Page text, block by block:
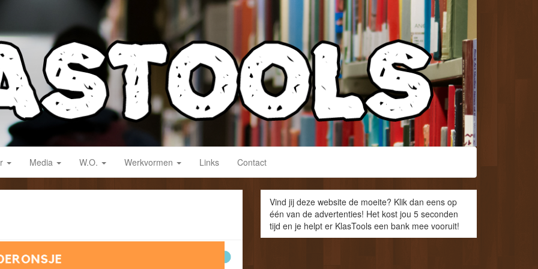
Media W.O. Werkvormen Links Contact
Vind jij deze website de moeite? Klik dan eens op
één van de advertenties! Het kost jou 5 seconden
tijd en je helpt er KlasTools een bank mee vooruit!